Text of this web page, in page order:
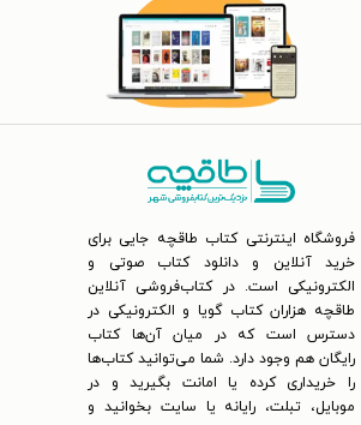
فروشگاه اینترنتی کتاب طاقچه جایی برای
خرید آنلاین و دانلود کتاب صوتی و
الکترونیکی است. در کتاب‌فروشی آنلاین
طاقچه هزاران کتاب گویا و الکترونیکی در
دسترس است که در میان آن‌ها کتاب
رایگان هم وجود دارد. شما می‌توانید کتاب‌ها
را خریداری کرده یا امانت بگیرید و در
موبایل، تبلت، رایانه یا سایت بخوانید و